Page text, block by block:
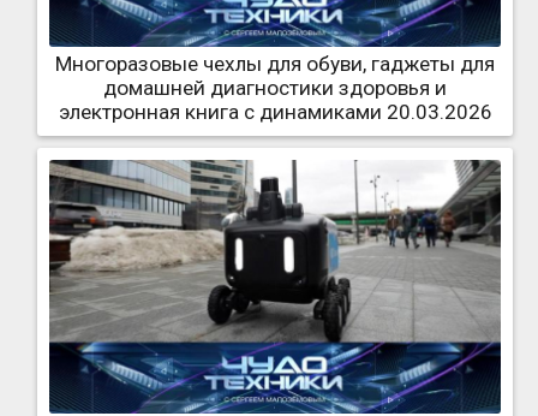
Многоразовые чехлы для обуви, гаджеты для
домашней диагностики здоровья и
электронная книга с динамиками 20.03.2026